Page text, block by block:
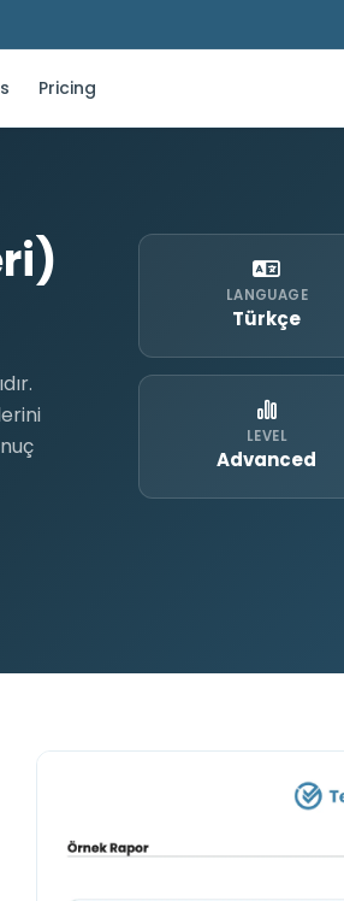
Pricing
LANGUAGE
Türkçe
LEVEL
Advanced